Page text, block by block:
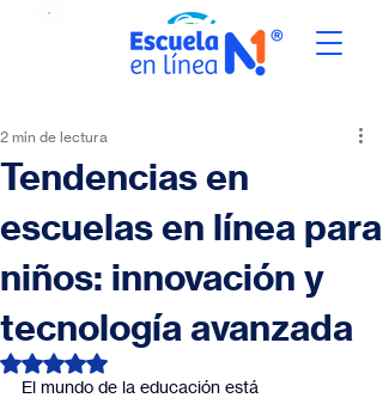
Tendencias en
escuelas en línea para
niños: innovación y
tecnología avanzada
2 min de lectura
Obtuvo NaN de 5 estrellas.
El mundo de la educación está